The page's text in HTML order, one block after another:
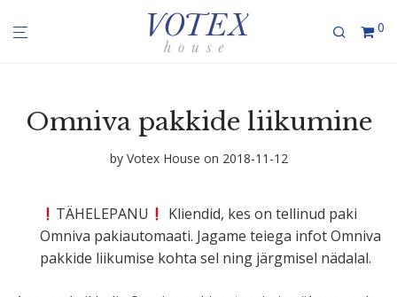
0
Omniva pakkide liikumine
by Votex House on 2018-11-12
TÄHELEPANU
Kliendid, kes on tellinud paki
Omniva pakiau­to­maati. Jagame teiega infot Omniva
pakkide liikumise kohta sel ning järgmisel nädalal.